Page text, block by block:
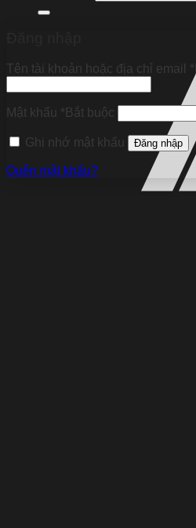
Tên tài khoản hoặc địa chỉ email *
Mật khẩu * Bắt buộc
Ghi nhớ mật khẩu Đăng nhập
Quên mật khẩu?